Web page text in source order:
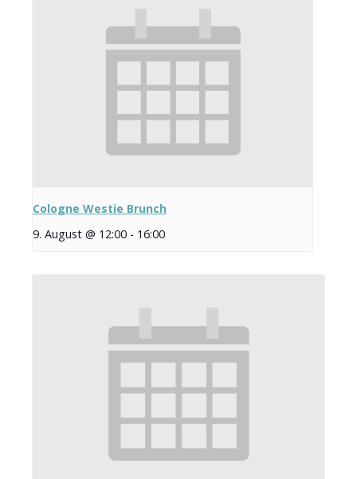
Cologne Westie Brunch
9. August @ 12:00 - 16:00